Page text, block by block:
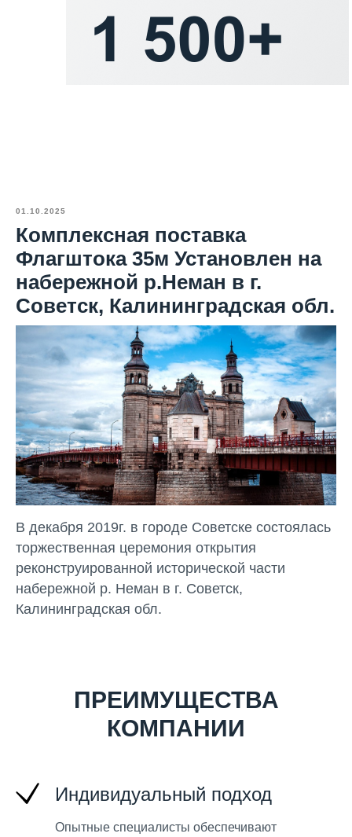
01.10.2025
Комплексная поставка
Флагштока 35м Установлен на
набережной р.Неман в г.
Советск, Калининградская обл.
В декабря 2019г. в городе Советске состоялась
торжественная церемония открытия
реконструированной исторической части
набережной р. Неман в г. Советск,
Калининградская обл.
ПРЕИМУЩЕСТВА
КОМПАНИИ
Индивидуальный подход
Опытные специалисты обеспечивают